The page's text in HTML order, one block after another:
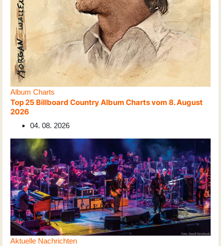
Album Charts
Top 25 Billboard Country Album Charts vom 8. August
2026
04. 08. 2026
Aktuelle Nachrichten